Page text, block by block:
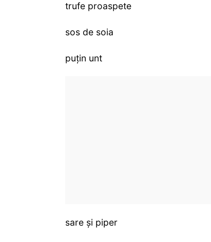
trufe proaspete
sos de soia
puțin unt
sare și piper